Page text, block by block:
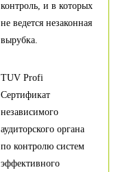
контроль, и в которых
не ведется незаконная
вырубка.
TUV Profi
Сертификат
независимого
аудиторского органа
по контролю систем
эффективного